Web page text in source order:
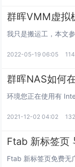
群晖VMM虚拟
2022-05-19 06:05
2021-12-02 04:02
Ftab 新标签页